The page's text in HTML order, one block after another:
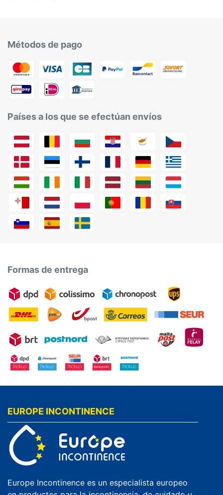
Métodos de pago
Países a los que se efectúan envíos
Formas de entrega
EUROPE INCONTINENCE
Europe Incontinence es un especialista europeo